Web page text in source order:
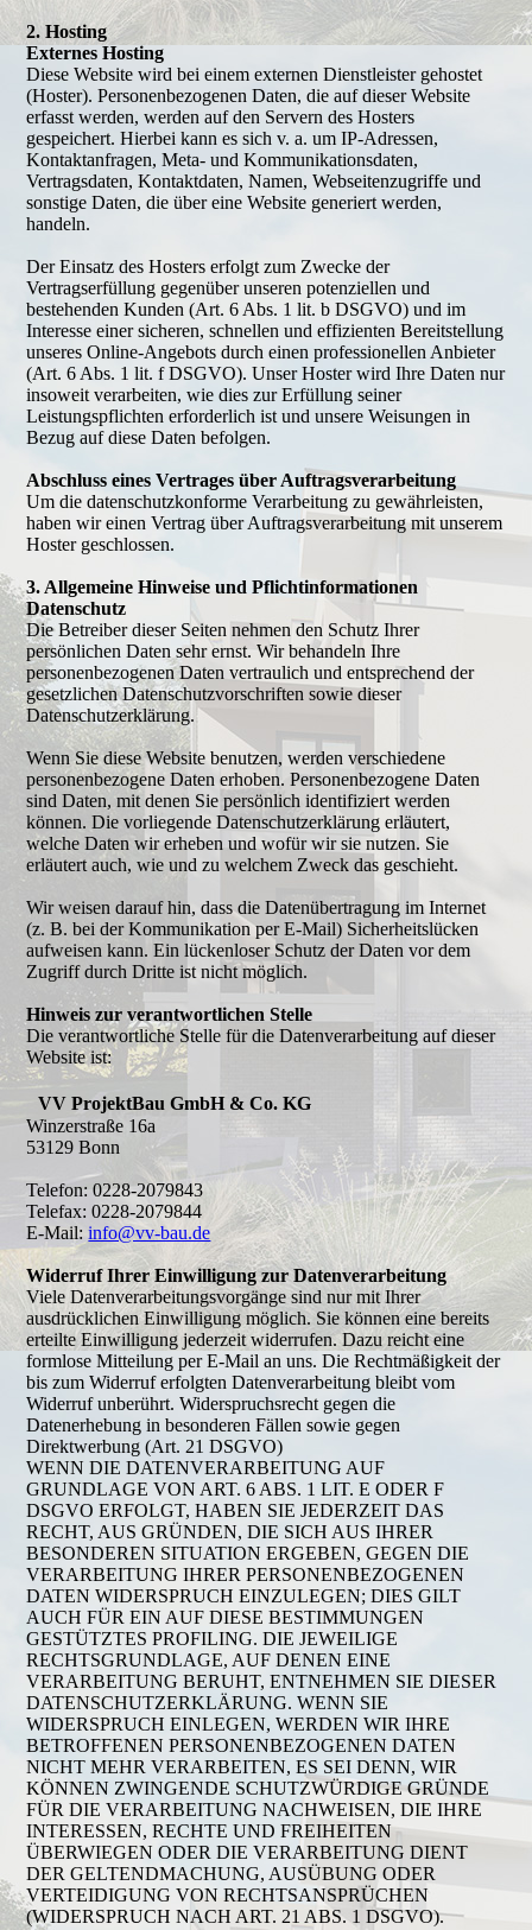
2. Hosting
Externes Hosting
Diese Website wird bei einem externen Dienstleister gehostet
(Hoster). Personenbezogenen Daten, die auf dieser Website
erfasst werden, werden auf den Servern des Hosters
gespeichert. Hierbei kann es sich v. a. um IP-Adressen,
Kontaktanfragen, Meta- und Kommunikationsdaten,
Vertragsdaten, Kontaktdaten, Namen, Webseitenzugriffe und
sonstige Daten, die über eine Website generiert werden,
handeln.
Der Einsatz des Hosters erfolgt zum Zwecke der
Vertragserfüllung gegenüber unseren potenziellen und
bestehenden Kunden (Art. 6 Abs. 1 lit. b DSGVO) und im
Interesse einer sicheren, schnellen und effizienten Bereitstellung
unseres Online-Angebots durch einen professionellen Anbieter
(Art. 6 Abs. 1 lit. f DSGVO). Unser Hoster wird Ihre Daten nur
insoweit verarbeiten, wie dies zur Erfüllung seiner
Leistungspflichten erforderlich ist und unsere Weisungen in
Bezug auf diese Daten befolgen.
Abschluss eines Vertrages über Auftragsverarbeitung
Um die datenschutzkonforme Verarbeitung zu gewährleisten,
haben wir einen Vertrag über Auftragsverarbeitung mit unserem
Hoster geschlossen.
3. Allgemeine Hinweise und Pflichtinformationen
Datenschutz
Die Betreiber dieser Seiten nehmen den Schutz Ihrer
persönlichen Daten sehr ernst. Wir behandeln Ihre
personenbezogenen Daten vertraulich und entsprechend der
gesetzlichen Datenschutzvorschriften sowie dieser
Datenschutzerklärung.
Wenn Sie diese Website benutzen, werden verschiedene
personenbezogene Daten erhoben. Personenbezogene Daten
sind Daten, mit denen Sie persönlich identifiziert werden
können. Die vorliegende Datenschutzerklärung erläutert,
welche Daten wir erheben und wofür wir sie nutzen. Sie
erläutert auch, wie und zu welchem Zweck das geschieht.
Wir weisen darauf hin, dass die Datenübertragung im Internet
(z. B. bei der Kommunikation per E-Mail) Sicherheitslücken
aufweisen kann. Ein lückenloser Schutz der Daten vor dem
Zugriff durch Dritte ist nicht möglich.
Hinweis zur verantwortlichen Stelle
Die verantwortliche Stelle für die Datenverarbeitung auf dieser
Website ist:
VV ProjektBau GmbH & Co. KG
Winzerstraße 16a
53129 Bonn
Telefon: 0228-2079843
Telefax: 0228-2079844
E-Mail:info@vv-bau.de
Widerruf Ihrer Einwilligung zur Datenverarbeitung
Viele Datenverarbeitungsvorgänge sind nur mit Ihrer
ausdrücklichen Einwilligung möglich. Sie können eine bereits
erteilte Einwilligung jederzeit widerrufen. Dazu reicht eine
formlose Mitteilung per E-Mail an uns. Die Rechtmäßigkeit der
bis zum Widerruf erfolgten Datenverarbeitung bleibt vom
Widerruf unberührt. Widerspruchsrecht gegen die
Datenerhebung in besonderen Fällen sowie gegen
Direktwerbung (Art. 21 DSGVO)
WENN DIE DATENVERARBEITUNG AUF
GRUNDLAGE VON ART. 6 ABS. 1 LIT. E ODER F
DSGVO ERFOLGT, HABEN SIE JEDERZEIT DAS
RECHT, AUS GRÜNDEN, DIE SICH AUS IHRER
BESONDEREN SITUATION ERGEBEN, GEGEN DIE
VERARBEITUNG IHRER PERSONENBEZOGENEN
DATEN WIDERSPRUCH EINZULEGEN; DIES GILT
AUCH FÜR EIN AUF DIESE BESTIMMUNGEN
GESTÜTZTES PROFILING. DIE JEWEILIGE
RECHTSGRUNDLAGE, AUF DENEN EINE
VERARBEITUNG BERUHT, ENTNEHMEN SIE DIESER
DATENSCHUTZERKLÄRUNG. WENN SIE
WIDERSPRUCH EINLEGEN, WERDEN WIR IHRE
BETROFFENEN PERSONENBEZOGENEN DATEN
NICHT MEHR VERARBEITEN, ES SEI DENN, WIR
KÖNNEN ZWINGENDE SCHUTZWÜRDIGE GRÜNDE
FÜR DIE VERARBEITUNG NACHWEISEN, DIE IHRE
INTERESSEN, RECHTE UND FREIHEITEN
ÜBERWIEGEN ODER DIE VERARBEITUNG DIENT
DER GELTENDMACHUNG, AUSÜBUNG ODER
VERTEIDIGUNG VON RECHTSANSPRÜCHEN
(WIDERSPRUCH NACH ART. 21 ABS. 1 DSGVO).